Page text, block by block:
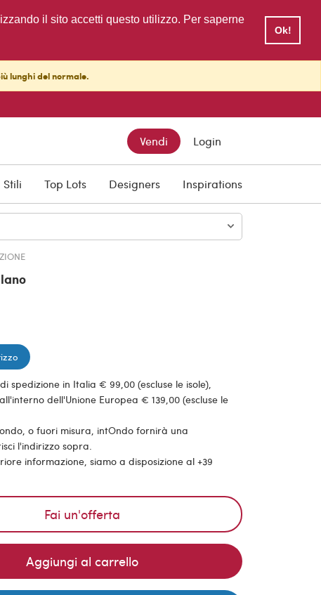
il sito accetti questo utilizzo. Per saperne
Ok!
lunghi del normale.
Vendi Login
Stili Top Lots Designers Inspirations
spedizione in Italia € 99,00 (escluse le isole),
dell'Unione Europea € 139,00 (escluse le
o fuori misura, intOndo fornirà una
l'indirizzo sopra.
informazione, siamo a disposizione al +39
Fai un'offerta
Aggiungi al carrello